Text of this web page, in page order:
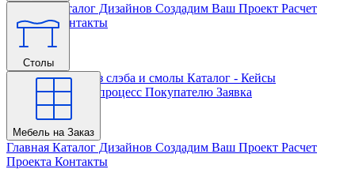
Главная Каталог Дизайнов Создадим Ваш Проект Расчет
Проекта Контакты
Столы
Главная Столы из слэба и смолы Каталог - Кейсы
Кастомизации и процесс Покупателю Заявка
Мебель на Заказ
Главная Каталог Дизайнов Создадим Ваш Проект Расчет
Проекта Контакты